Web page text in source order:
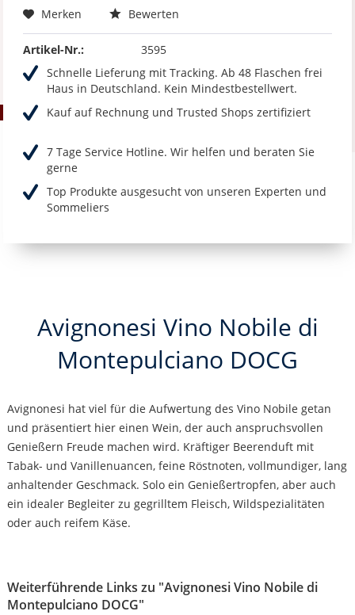
Merken Bewerten
Artikel-Nr.:
3595
Schnelle Lieferung mit Tracking. Ab 48 Flaschen frei
Haus in Deutschland. Kein Mindestbestellwert.
Kauf auf Rechnung und Trusted Shops zertifiziert
7 Tage Service Hotline. Wir helfen und beraten Sie
gerne
Top Produkte ausgesucht von unseren Experten und
Sommeliers
Avignonesi Vino Nobile di
Montepulciano DOCG
Avignonesi hat viel für die Aufwertung des Vino Nobile getan
und präsentiert hier einen Wein, der auch anspruchsvollen
Genießern Freude machen wird. Kräftiger Beerenduft mit
Tabak- und Vanillenuancen, feine Röstnoten, vollmundiger, lang
anhaltender Geschmack. Solo ein Genießertropfen, aber auch
ein idealer Begleiter zu gegrilltem Fleisch, Wildspezialitäten
oder auch reifem Käse.
Weiterführende Links zu "Avignonesi Vino Nobile di
Montepulciano DOCG"